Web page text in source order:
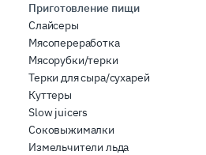
Приготовление пищи
Слайсеры
Мясопереработка
Мясорубки/терки
Терки для сыра/сухарей
Куттеры
Slow juicers
Соковыжималки
Измельчители льда